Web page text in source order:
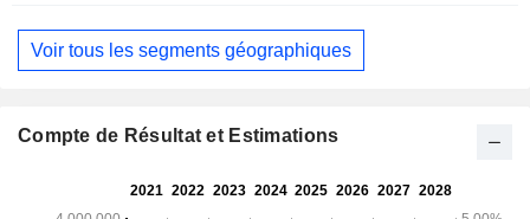
Voir tous les segments géographiques
Compte de Résultat et Estimations